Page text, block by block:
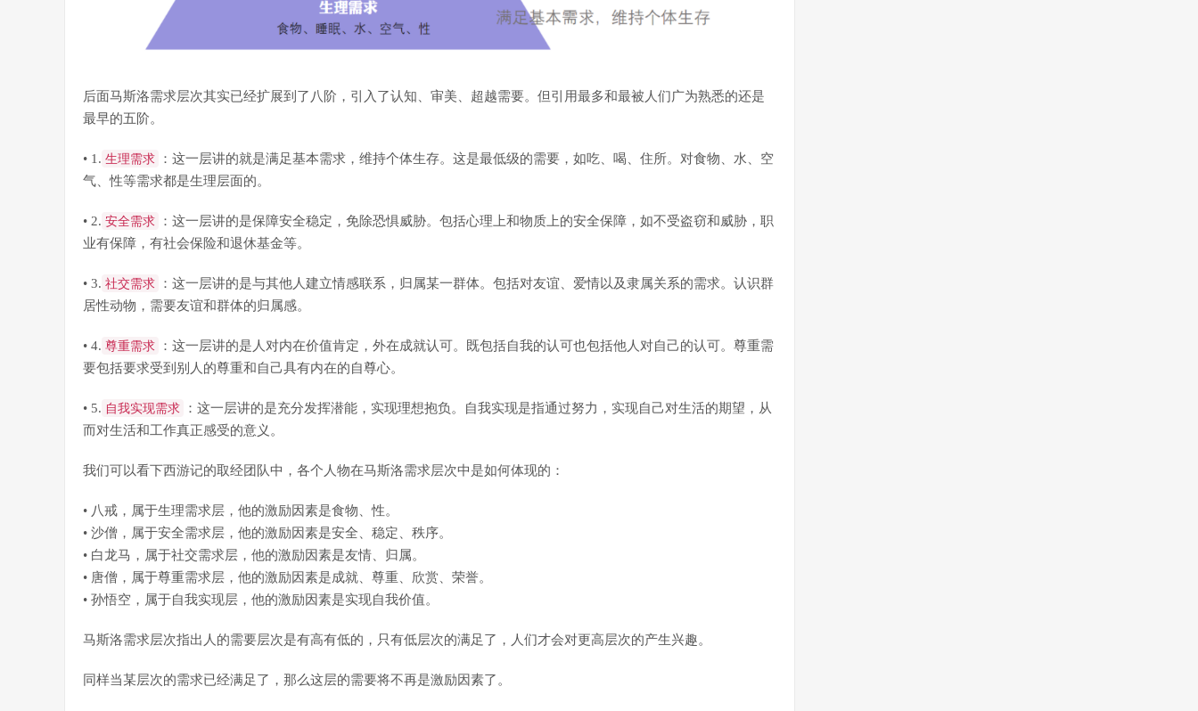
后面马斯洛需求层次其实已经扩展到了八阶，引入了认知、审美、超越需要。但引用最多和最被人们广为熟悉的还是
最早的五阶。
• 1. 生理需求
：这一层讲的就是满足基本需求，维持个体生存。这是最低级的需要，如吃、喝、住所。对食物、水、空
气、性等需求都是生理层面的。
• 2. 安全需求
：这一层讲的是保障安全稳定，免除恐惧威胁。包括心理上和物质上的安全保障，如不受盗窃和威胁，职
业有保障，有社会保险和退休基金等。
• 3. 社交需求
：这一层讲的是与其他人建立情感联系，归属某一群体。包括对友谊、爱情以及隶属关系的需求。认识群
居性动物，需要友谊和群体的归属感。
• 4. 尊重需求
：这一层讲的是人对内在价值肯定，外在成就认可。既包括自我的认可也包括他人对自己的认可。尊重需
要包括要求受到别人的尊重和自己具有内在的自尊心。
• 5. 自我实现需求
：这一层讲的是充分发挥潜能，实现理想抱负。自我实现是指通过努力，实现自己对生活的期望，从
而对生活和工作真正感受的意义。
我们可以看下西游记的取经团队中，各个人物在马斯洛需求层次中是如何体现的：
• 八戒，属于生理需求层，他的激励因素是食物、性。
• 沙僧，属于安全需求层，他的激励因素是安全、稳定、秩序。
• 白龙马，属于社交需求层，他的激励因素是友情、归属。
• 唐僧，属于尊重需求层，他的激励因素是成就、尊重、欣赏、荣誉。
• 孙悟空，属于自我实现层，他的激励因素是实现自我价值。
马斯洛需求层次指出人的需要层次是有高有低的，只有低层次的满足了，人们才会对更高层次的产生兴趣。
同样当某层次的需求已经满足了，那么这层的需要将不再是激励因素了。